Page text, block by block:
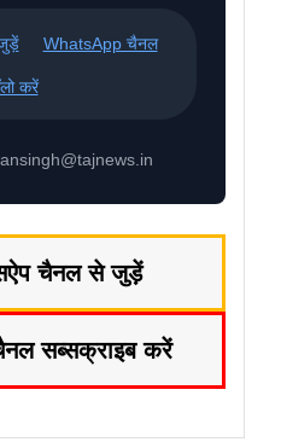
WhatsApp चैनल
करें
चैनल से जुड़ें
सब्सक्राइब करें